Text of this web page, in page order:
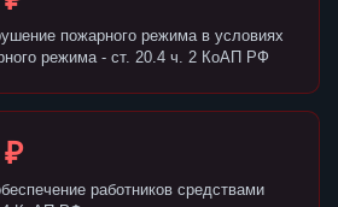
пожарного режима в условиях
режима - ст. 20.4 ч. 2 КоАП РФ
работников средствами